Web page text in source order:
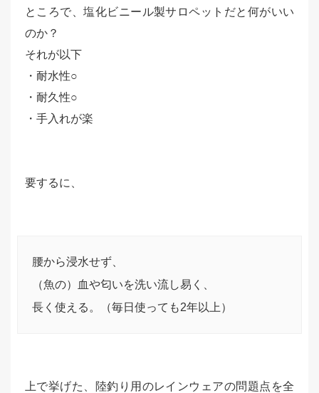
ところで、塩化ビニール製サロペットだと何がいい
のか？
それが以下
・耐水性○
・耐久性○
・手入れが楽
要するに、
腰から浸水せず、
（魚の）血や匂いを洗い流し易く、
長く使える。（毎日使っても2年以上）
上で挙げた、陸釣り用のレインウェアの問題点を全